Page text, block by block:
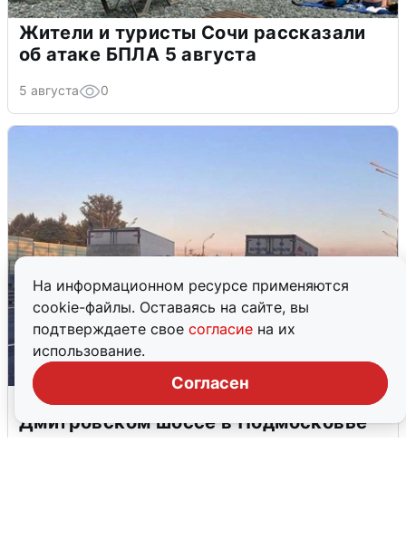
На информационном ресурсе применяются
cookie-файлы. Оставаясь на сайте, вы
подтверждаете свое согласие на их
использование.
Согласен
Жители и туристы Сочи рассказали
об атаке БПЛА 5 августа
5 августа 0
Пять машин столкнулись на
Дмитровском шоссе в Подмосковье